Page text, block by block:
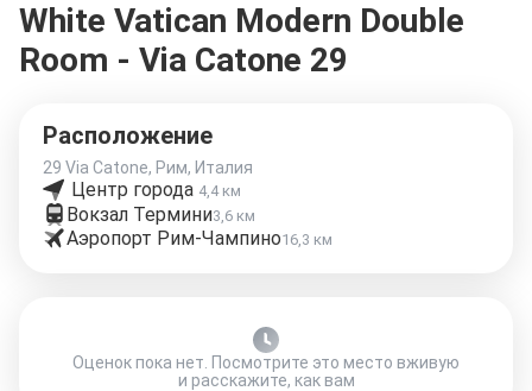
White Vatican Modern Double
Room - Via Catone 29
Расположение
29 Via Catone, Рим, Италия
Центр города 4,4 км
Вокзал Термини3,6 км
Аэропорт Рим-Чампино16,3 км
Оценок пока нет. Посмотрите это место вживую
и расскажите, как вам